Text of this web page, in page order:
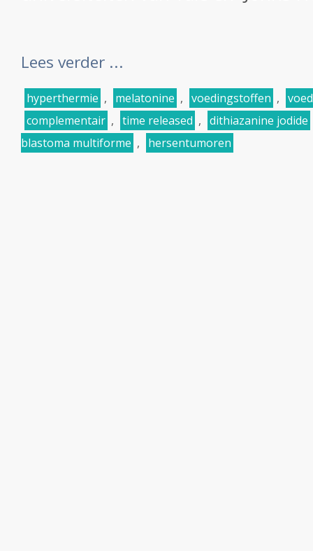
Lees verder ...
hyperthermie , melatonine , voedingstoffen ,
complementair , time released , dithiazanine jodide
blastoma multiforme , hersentumoren